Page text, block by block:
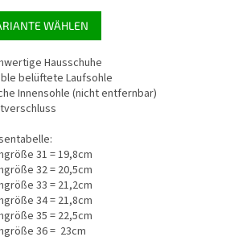
WÄHLEN
Hausschuhe
belüftete Laufsohle
Innensohle (nicht entfernbar)
31 = 19,8cm
32 = 20,5cm
33 = 21,2cm
34 = 21,8cm
35 = 22,5cm
36 = 23cm